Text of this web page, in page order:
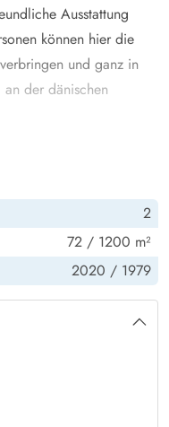
Ausstattung
können hier die
und ganz in
der dänischen
Tagen für kuschelige
Entspannung auf.
zur Hand oder gönnt
der
mit Freunden in Kontakt
teilhaben.
die überdachte und
könnt ihr hier
lassen. Wer Lust
2
72 / 1200 m²
2020 / 1979